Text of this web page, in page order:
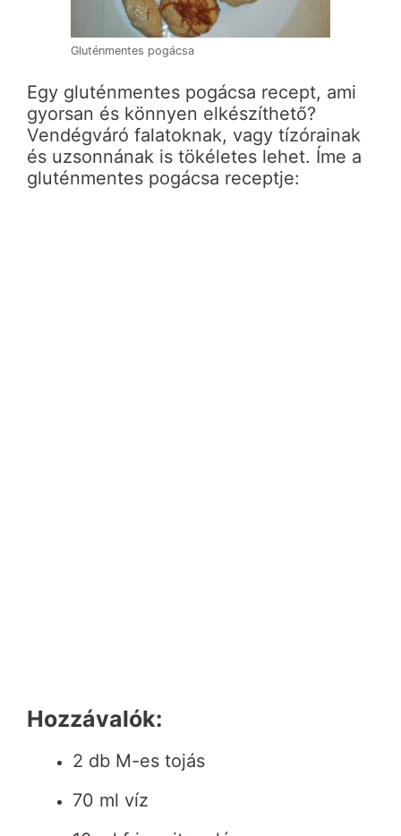
Gluténmentes pogácsa
Egy gluténmentes pogácsa recept, ami
gyorsan és könnyen elkészíthető?
Vendégváró falatoknak, vagy tízórainak
és uzsonnának is tökéletes lehet. Íme a
gluténmentes pogácsa receptje:
Hozzávalók:
2 db M-es tojás
70 ml víz